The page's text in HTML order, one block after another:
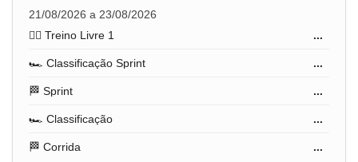
21/08/2026 a 23/08/2026
🏋️‍♂️ Treino Livre 1
...
🏎️ Classificação Sprint ...
🏁 Sprint ...
🏎️ Classificação ...
🏁 Corrida ...